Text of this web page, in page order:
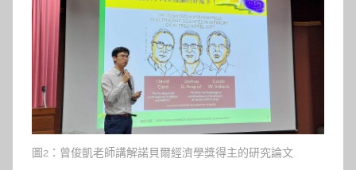
圖2：曾俊凱老師講解諾貝爾經濟學獎得主的研究論文